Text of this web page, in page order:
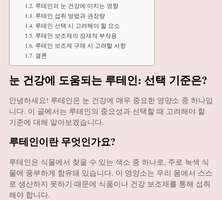
루테인의 눈 건강에 미치는 영향
루테인 섭취 방법과 권장량
루테인 선택 시 고려해야 할 요소
루테인 보조제의 잠재적 부작용
루테인 보조제 구매 시 고려할 사항
결론
눈 건강에 도움되는 루테인: 선택 기준은?
안녕하세요! 루테인은 눈 건강에 매우 중요한 영양소 중 하나입
니다. 이 글에서는 루테인의 중요성과 선택할 때 고려해야 할
기준에 대해 알아보겠습니다.
루테인이란 무엇인가요?
루테인은 식물에서 찾을 수 있는 색소 중 하나로, 주로 녹색 식
물에 풍부하게 함유돼 있습니다. 이 영양소는 우리 몸에서 스스
로 생산하지 못하기 때문에 식품이나 건강 보조제를 통해 섭취
해야 합니다.